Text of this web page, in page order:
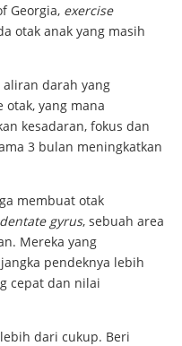
Georgia, exercise
otak anak yang masih
darah yang
otak, yang mana
kesadaran, fokus dan
3 bulan meningkatkan
membuat otak
dentate gyrus, sebuah area
Mereka yang
pendeknya lebih
cepat dan nilai
dari cukup. Beri